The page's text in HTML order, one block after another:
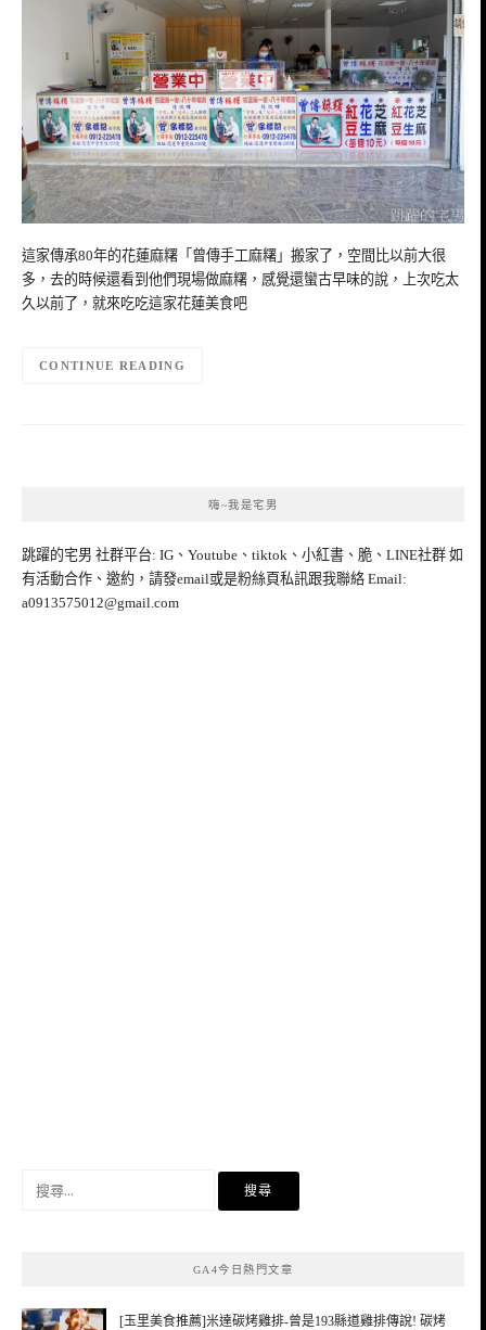
這家傳承80年的花蓮麻糬「曾傳手工麻糬」搬家了，空間比以前大很
多，去的時候還看到他們現場做麻糬，感覺還蠻古早味的說，上次吃太
久以前了，就來吃吃這家花蓮美食吧
CONTINUE READING
嗨~我是宅男
跳躍的宅男 社群平台: IG、Youtube、tiktok、小紅書、脆、LINE社群 如
有活動合作、邀約，請發email或是粉絲頁私訊跟我聯絡 Email:
a0913575012@gmail.com
GA4今日熱門文章
[玉里美食推薦]米達碳烤雞排-曾是193縣道雞排傳說! 碳烤